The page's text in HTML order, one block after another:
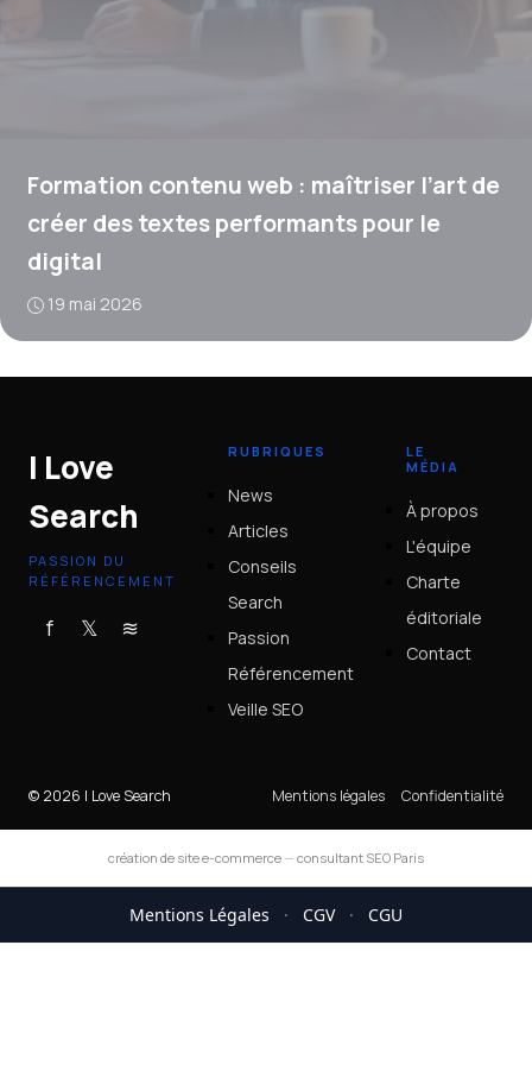
Formation contenu web : maîtriser l’art de
créer des textes performants pour le
digital
19 mai 2026
I Love
Search
PASSION DU
RÉFÉRENCEMENT
f 𝕏 ≋
RUBRIQUES
News
Articles
Conseils
Search
Passion
Référencement
Veille SEO
LE
MÉDIA
À propos
L'équipe
Charte
éditoriale
Contact
© 2026 I Love Search Mentions légales Confidentialité
création de site e-commerce — consultant SEO Paris
Mentions Légales · CGV · CGU